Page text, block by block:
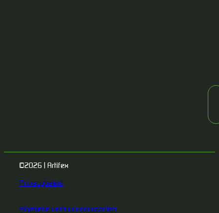
©2026 | Artifex
Privacybeleid
Algemene verhuurvoorwaarden